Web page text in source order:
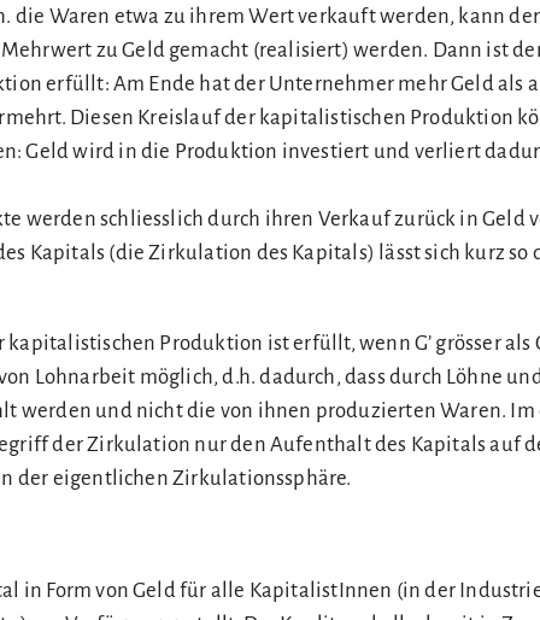
die Waren etwa zu ihrem Wert verkauft werden, kann
zu Geld gemacht (realisiert) werden. Dann ist
erfüllt: Am Ende hat der Unternehmer mehr Geld als
Diesen Kreislauf der kapitalistischen Produktion
Geld wird in die Produktion investiert und verliert
werden schliesslich durch ihren Verkauf zurück in Geld
Kapitals (die Zirkulation des Kapitals) lässt sich kurz so
kapitalistischen Produktion ist erfüllt, wenn G’ grösser als
Lohnarbeit möglich, d.h. dadurch, dass durch Löhne
werden und nicht die von ihnen produzierten Waren. Im
der Zirkulation nur den Aufenthalt des Kapitals auf
der eigentlichen Zirkulationssphäre.
in Form von Geld für alle KapitalistInnen (in der